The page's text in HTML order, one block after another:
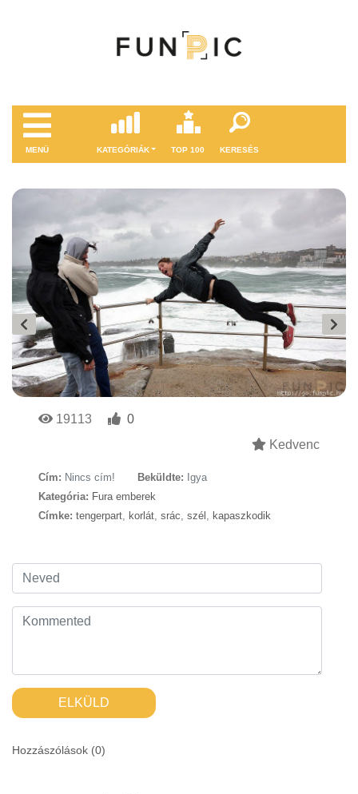
MENÜ KATEGÓRIÁK TOP 100 KERESÉS
19113
0
Kedvenc
Cím: Nincs cím! Beküldte: Igya
Kategória: Fura emberek
Címke: tengerpart, korlát, srác, szél , kapaszkodik
ELKÜLD
Hozzászólások (0)